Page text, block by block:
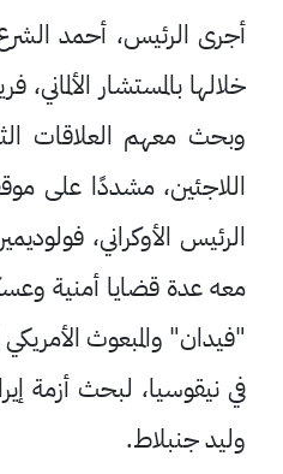
أجرى الرئيس، أحمد
خلالها بالمستشار
وبحث معهم العلاقات
اللاجئين، مشددًا على
الرئيس الأوكراني،
معه عدة قضايا أمنية
"فيدان" والمبعوث
في نيقوسيا، لبحث أزمة
وليد جنبلاط.